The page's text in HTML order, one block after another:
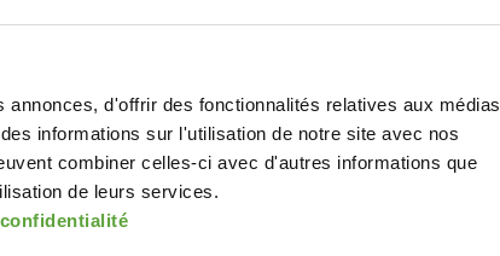
d'offrir des fonctionnalités relatives aux médias
informations sur l'utilisation de notre site avec nos
combiner celles-ci avec d'autres informations que
de leurs services.
Informations pratiques